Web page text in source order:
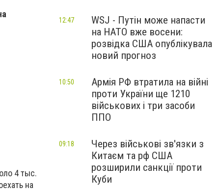
4 тыс.
на
WSJ - Путін може напасти
на НАТО вже восени:
розвідка США опублікувала
новий прогноз
12:47
Армія РФ втратила на війні
проти України ще 1210
військових і три засоби
ППО
10:50
Через військові зв'язки з
Китаєм та рф США
розширили санкції проти
Куби
09:18